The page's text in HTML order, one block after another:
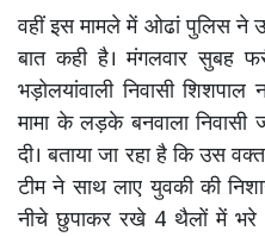
वहीं इस मामले में ओढां पुलिस ने
बात कही है। मंगलवार सुबह
भड़ोलयांवाली निवासी
मामा के लड़के बनवाला
दी। बताया जा रहा है कि उस
टीम ने साथ लाए युवकी की
नीचे छुपाकर रखे 4 थैलों में भरे